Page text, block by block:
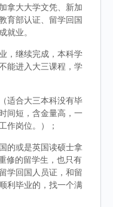
拿大大学文凭、新加
育部认证、留学回国
就业。
，继续完成，本科学
能进入大三课程，学
适合大三本科没有毕
间短，含金量高，一
作岗位。）；
的或是英国读硕士拿
修的留学生，也只有
学回国人员证，和留
利毕业的，找一个满